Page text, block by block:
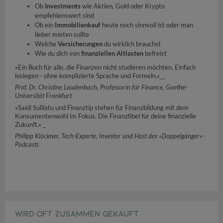
Ob Investments wie Aktien, Gold oder Krypto
empfehlenswert sind
Ob ein Immobilienkauf heute noch sinnvoll ist oder man
lieber mieten sollte
Welche Versicherungendu wirklich brauchst
Wie du dich vonfinanziellen Altlasten befreist
»Ein Buch für alle, die Finanzen nicht studieren möchten. Einfach
loslegen - ohne komplizierte Sprache und Formeln.«__
Prof. Dr. Christine Laudenbach, Professorin für Finance, Goethe-
Universität Frankfurt
»Saidi Sulilatu und Finanztip stehen für Finanzbildung mit dem
Konsumentenwohl im Fokus. Die Finanzfibel für deine finanzielle
Zukunft.« _
Philipp Klöckner, Tech-Experte, Investor und Host des »Doppelgänger«-
Podcasts
WIRD OFT ZUSAMMEN GEKAUFT